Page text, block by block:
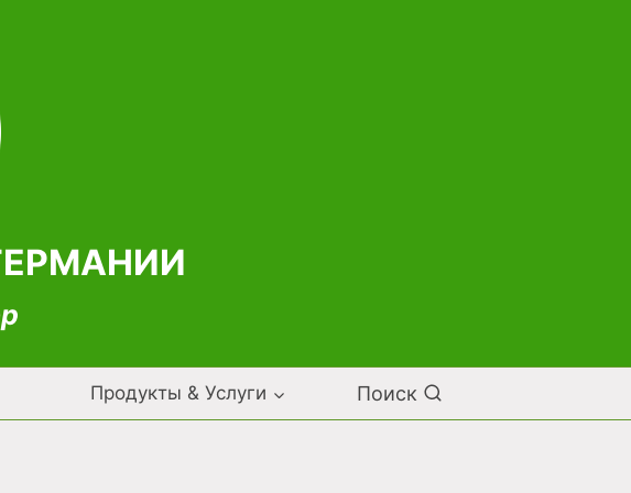
Продукты & Услуги Поиск